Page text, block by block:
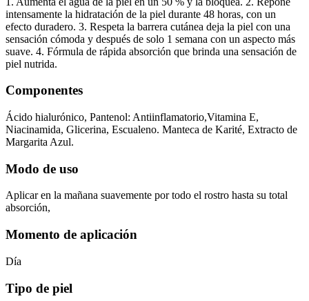
intensamente la hidratación de la piel durante 48 horas, con un
efecto duradero. 3. Respeta la barrera cutánea deja la piel con una
sensación cómoda y después de solo 1 semana con un aspecto más
suave. 4. Fórmula de rápida absorción que brinda una sensación de
piel nutrida.
Componentes
Ácido hialurónico, Pantenol: Antiinflamatorio,Vitamina E,
Niacinamida, Glicerina, Escualeno. Manteca de Karité, Extracto de
Margarita Azul.
Modo de uso
Aplicar en la mañana suavemente por todo el rostro hasta su total
absorción,
Momento de aplicación
Día
Tipo de piel